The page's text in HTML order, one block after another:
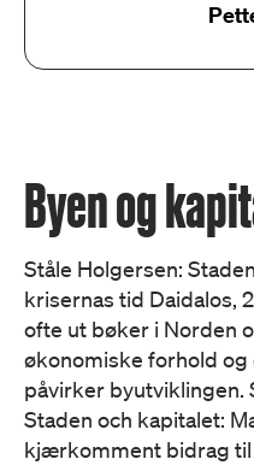
Byen og
Ståle Holgersen:
krisernas tid Daidalos,
ofte ut bøker i Norden
økonomiske forhold
påvirker byutviklingen.
Staden och kapitalet:
kjærkomment bidrag